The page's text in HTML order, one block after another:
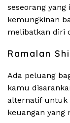
seseorang
kemungkinan
melibatkan diri
Ramalan
Ada peluang
kamu
alternatif untuk
keuangan yang